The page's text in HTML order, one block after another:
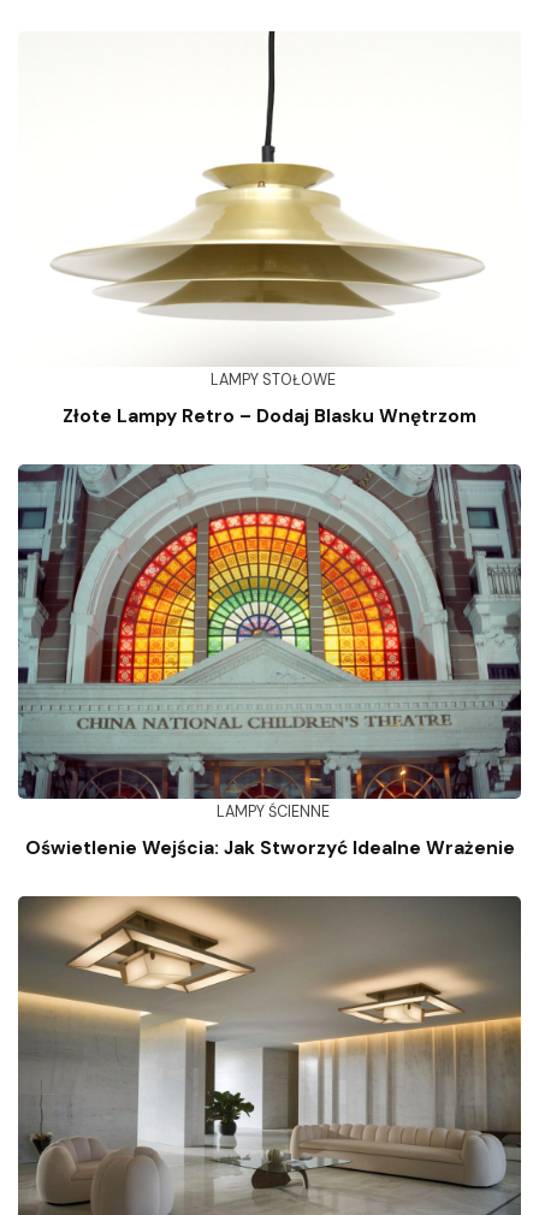
LAMPY STOŁOWE
Złote Lampy Retro – Dodaj Blasku Wnętrzom
LAMPY ŚCIENNE
Oświetlenie Wejścia: Jak Stworzyć Idealne Wrażenie